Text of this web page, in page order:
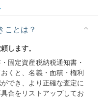
ことは？
します。
固定資産税納税通知書・
くと、名義・面積・権利
でき、より正確な査定に
合をリストアップしてお